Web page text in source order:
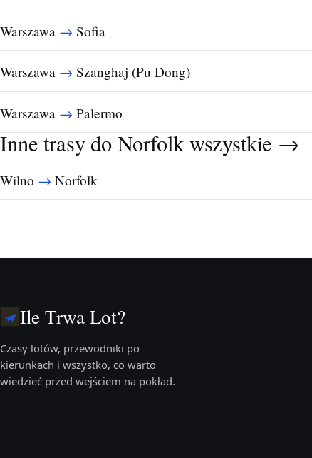
Warszawa → Sofia
Warszawa → Szanghaj (Pu Dong)
Warszawa → Palermo
Inne trasy do Norfolkwszystkie →
Wilno → Norfolk
Ile Trwa Lot?
Czasy lotów, przewodniki po
kierunkach i wszystko, co warto
wiedzieć przed wejściem na pokład.